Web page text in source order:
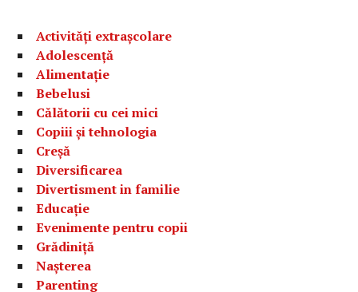
Activități extrașcolare
Adolescență
Alimentație
Bebelusi
Călătorii cu cei mici
Copiii și tehnologia
Creșă
Diversificarea
Divertisment in familie
Educație
Evenimente pentru copii
Grădiniță
Nașterea
Parenting